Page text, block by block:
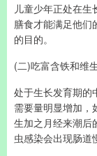
儿童少年正处在
膳食才能满足他们
的目的。
(二)吃富含铁和维
处于生长发育期的
需要量明显增加，
生加之月经来潮后
虫感染会出现肠道